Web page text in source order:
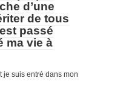
d’une
de tous
passé
ma vie à
je suis entré dans mon